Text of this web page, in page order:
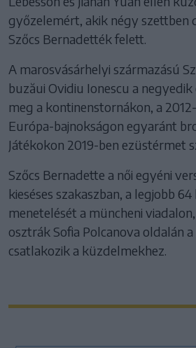
győzelemért, akik négy szettben
Szőcs Bernadették felett.
A marosvásárhelyi származású
buzăui Ovidiu Ionescu a
meg a kontinenstornákon, a
Európa-bajnokságon egyaránt
Játékokon 2019-ben ezüstérmet
Szőcs Bernadette a női egyéni
kieséses szakaszban, a legjobb
menetelését a müncheni
osztrák Sofia Polcanova oldalán
csatlakozik a küzdelmekhez.